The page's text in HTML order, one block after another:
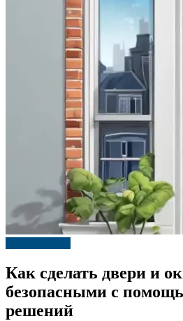
Как сделать двери и
безопасными с
решений